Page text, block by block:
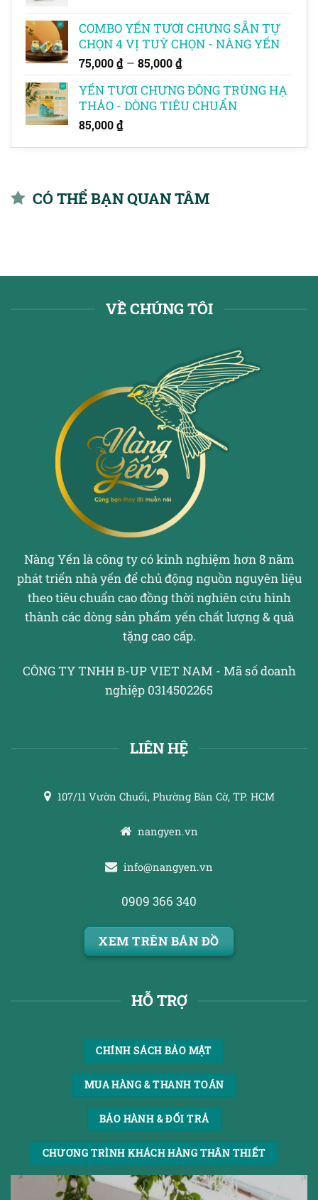
COMBO YẾN TƯƠI CHƯNG SẴN TỰ
CHỌN 4 VỊ TUỲ CHỌN - NÀNG YẾN
75,000₫ – 85,000₫Khoảng
từ
75,000 ₫
YẾN TƯƠI CHƯNG ĐÔNG TRÙNG HẠ
THẢO - DÒNG TIÊU CHUẨN
85,000₫
CÓ THỂ BẠN QUAN TÂM
VỀ CHÚNG TÔI
Nàng Yến là công ty có kinh nghiệm hơn 8 năm
phát triển nhà yến để chủ động nguồn nguyên liệu
theo tiêu chuẩn cao đồng thời nghiên cứu hình
thành các dòng sản phẩm yến chất lượng & quà
tặng cao cấp.
CÔNG TY TNHH B-UP VIET NAM - Mã số doanh
nghiệp 0314502265
LIÊN HỆ
107/11 Vườn Chuối, Phường Bàn Cờ, TP. HCM
nangyen.vn
info@nangyen.vn
0909 366 340
XEM TRÊN BẢN ĐỒ
HỖ TRỢ
CHÍNH SÁCH BẢO MẬT
MUA HÀNG & THANH TOÁN
BẢO HÀNH & ĐỔI TRẢ
CHƯƠNG TRÌNH KHÁCH HÀNG THÂN THIẾT